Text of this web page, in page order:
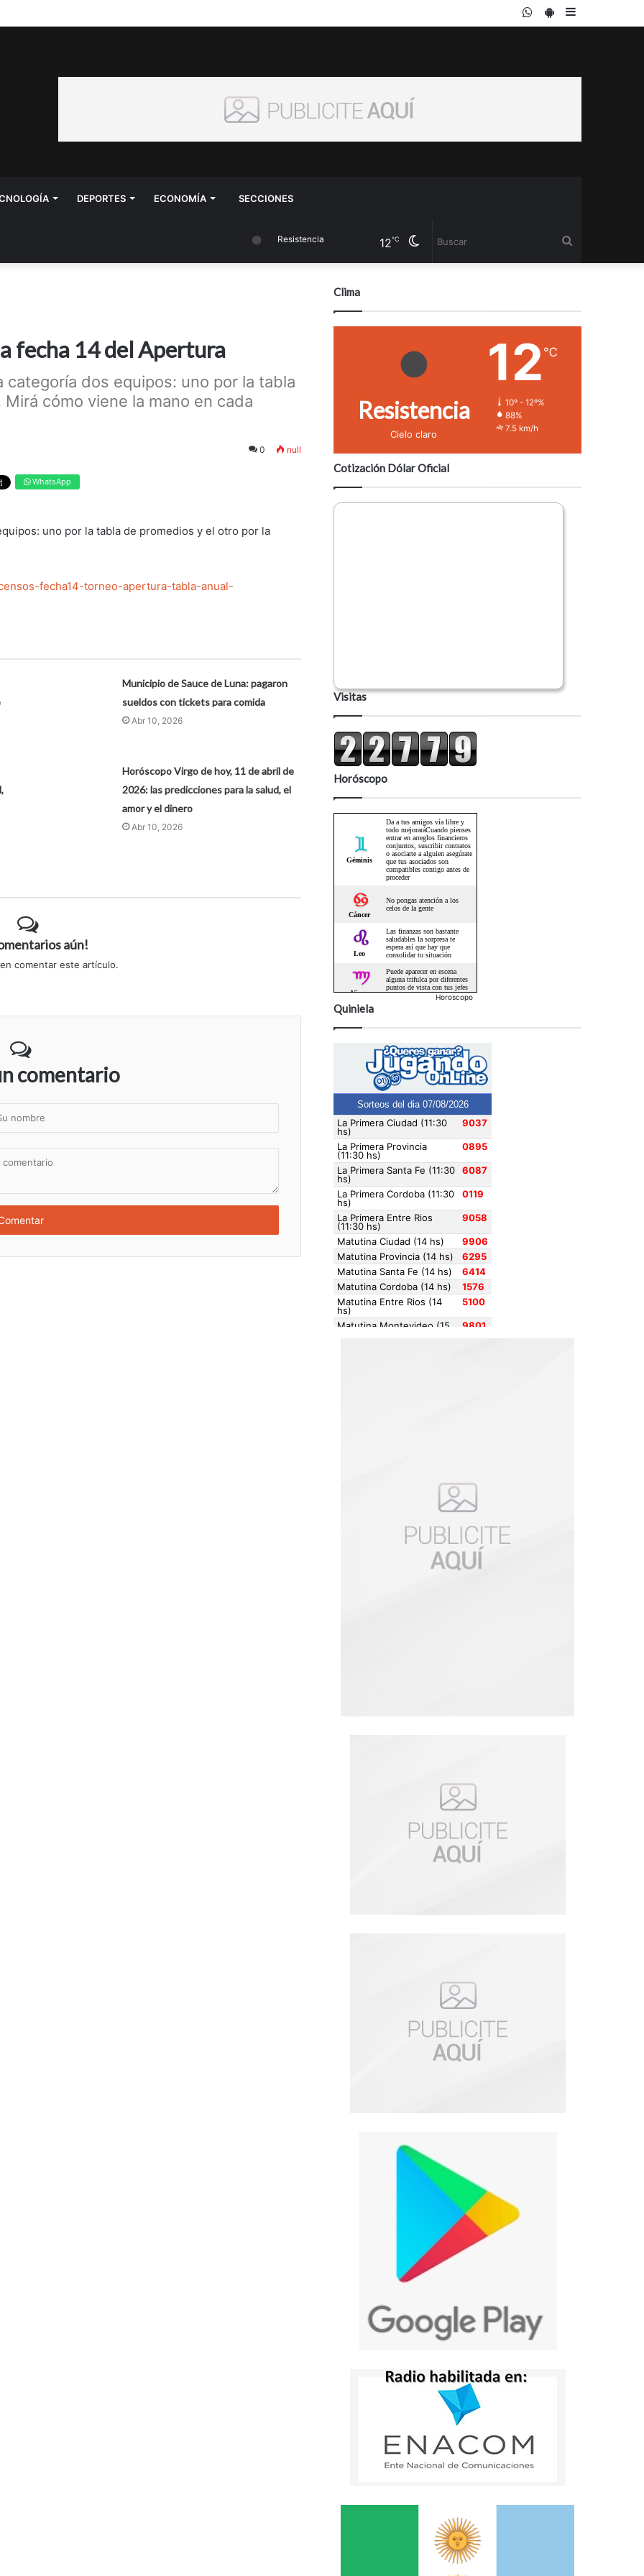
PlayStore
WhatsApp
DEPORTES ECONOMÍA SECCIONES
Cambiar
Resistencia 12℃
fecha 14 del Apertura
dos equipos: uno por la tabla
cómo viene la mano en cada
0 null
WhatsApp
uno por la tabla de promedios y el otro por la
fecha14-torneo-apertura-tabla-anual-
Municipio de Sauce de Luna: pagaron
sueldos con tickets para comida
Abr 10, 2026
Horóscopo Virgo de hoy, 11 de abril de
2026: las predicciones para la salud, el
amor y el dinero
Abr 10, 2026
aún!
comentar este artículo.
comentario
Clima
Resistencia
Cielo claro
12 ℃
10º - 12º%
88%
7.5 km/h
Cotización Dólar Oficial
Visitas
Horóscopo
Horoscopo
Quiniela